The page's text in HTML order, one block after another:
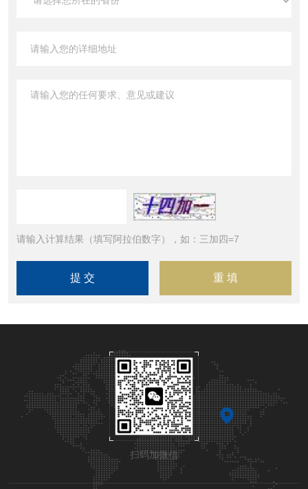
请输入计算结果（填写阿拉伯数字），如：三加四=7
扫码加微信